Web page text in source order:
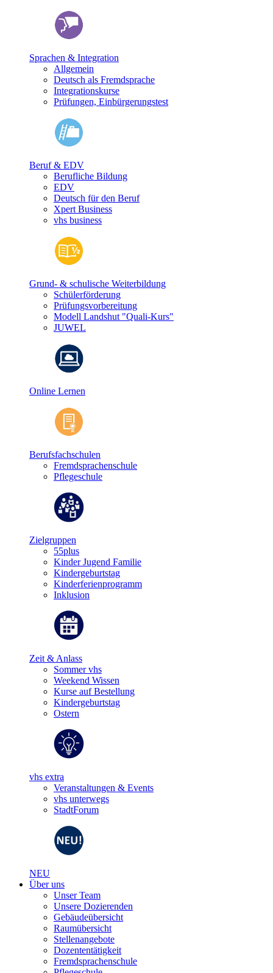
Sprachen & Integration
Allgemein
Deutsch als Fremdsprache
Integrationskurse
Prüfungen, Einbürgerungstest
Beruf & EDV
Berufliche Bildung
EDV
Deutsch für den Beruf
Xpert Business
vhs business
Grund- & schulische Weiterbildung
Schülerförderung
Prüfungsvorbereitung
Modell Landshut "Quali-Kurs"
JUWEL
Online Lernen
Berufsfachschulen
Fremdsprachenschule
Pflegeschule
Zielgruppen
55plus
Kinder Jugend Familie
Kindergeburtstag
Kinderferienprogramm
Inklusion
Zeit & Anlass
Sommer vhs
Weekend Wissen
Kurse auf Bestellung
Kindergeburtstag
Ostern
vhs extra
Veranstaltungen & Events
vhs unterwegs
StadtForum
NEU
Über uns
Unser Team
Unsere Dozierenden
Gebäudeübersicht
Raumübersicht
Stellenangebote
Dozententätigkeit
Fremdsprachenschule